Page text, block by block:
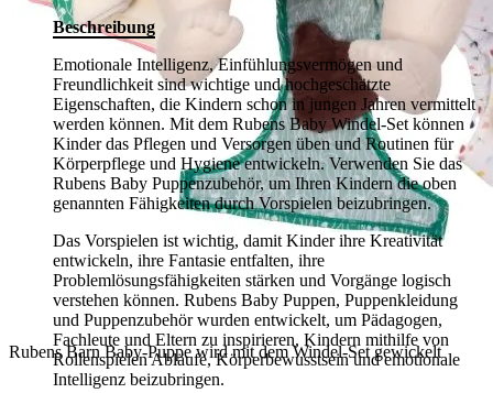
Rubens Barn Baby-Puppe wird mit dem Windel-Set gewickelt
Beschreibung
Emotionale Intelligenz, Einfühlungsvermögen und
Freundlichkeit sind wichtige und hochgeschätzte
Eigenschaften, die Kindern schon in jungen Jahren vermittelt
werden können. Mit dem Rubens Baby Windel-Set können
Kinder das Pflegen und Versorgen üben und Routinen für
Körperpflege und Hygiene entwickeln. Verwenden Sie das
Rubens Baby Puppenzubehör, um Ihren Kindern die oben
genannten Fähigkeiten durch Vorspielen beizubringen.
Das Vorspielen ist wichtig, damit Kinder ihre Kreativität
entwickeln, ihre Fantasie entfalten, ihre
Problemlösungsfähigkeiten stärken und Vorgänge logisch
verstehen können. Rubens Baby Puppen, Puppenkleidung
und Puppenzubehör wurden entwickelt, um Pädagogen,
Fachleute und Eltern zu inspirieren, Kindern mithilfe von
Rollenspielen Abläufe, Körperbewusstsein und emotionale
Intelligenz beizubringen.